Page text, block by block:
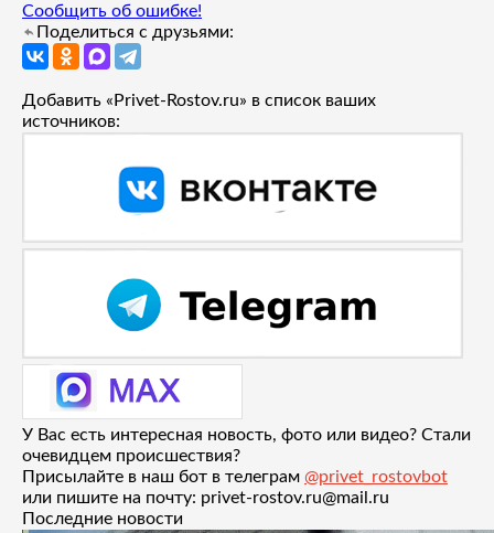
Сообщить об ошибке!
Поделиться с друзьями:
Добавить «Privet-Rostov.ru» в список ваших
источников:
У Вас есть интересная новость, фото или видео? Стали
очевидцем происшествия?
Присылайте в наш бот в телеграм @privet_rostovbot
или пишите на почту: privet-rostov.ru@mail.ru
Последние новости